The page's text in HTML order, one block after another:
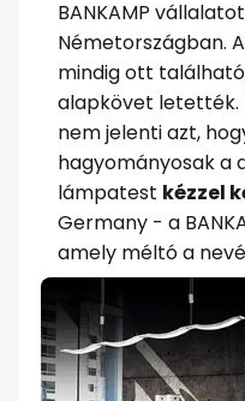
BANKAMP
Németországban.
mindig ott
alapkövet letették.
nem jelenti azt,
hagyományosak a
lámpatest kézzel
Germany - a
amely méltó a